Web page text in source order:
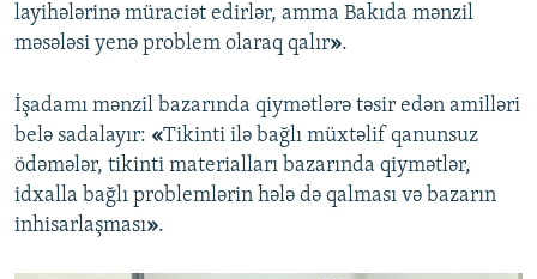
layihələrinə müraciət edirlər, amma Bakıda mənzil
məsələsi yenə problem olaraq qalır».
İşadamı mənzil bazarında qiymətlərə təsir edən amilləri
belə sadalayır: «Tikinti ilə bağlı müxtəlif qanunsuz
ödəmələr, tikinti materialları bazarında qiymətlər,
idxalla bağlı problemlərin hələ də qalması və bazarın
inhisarlaşması».